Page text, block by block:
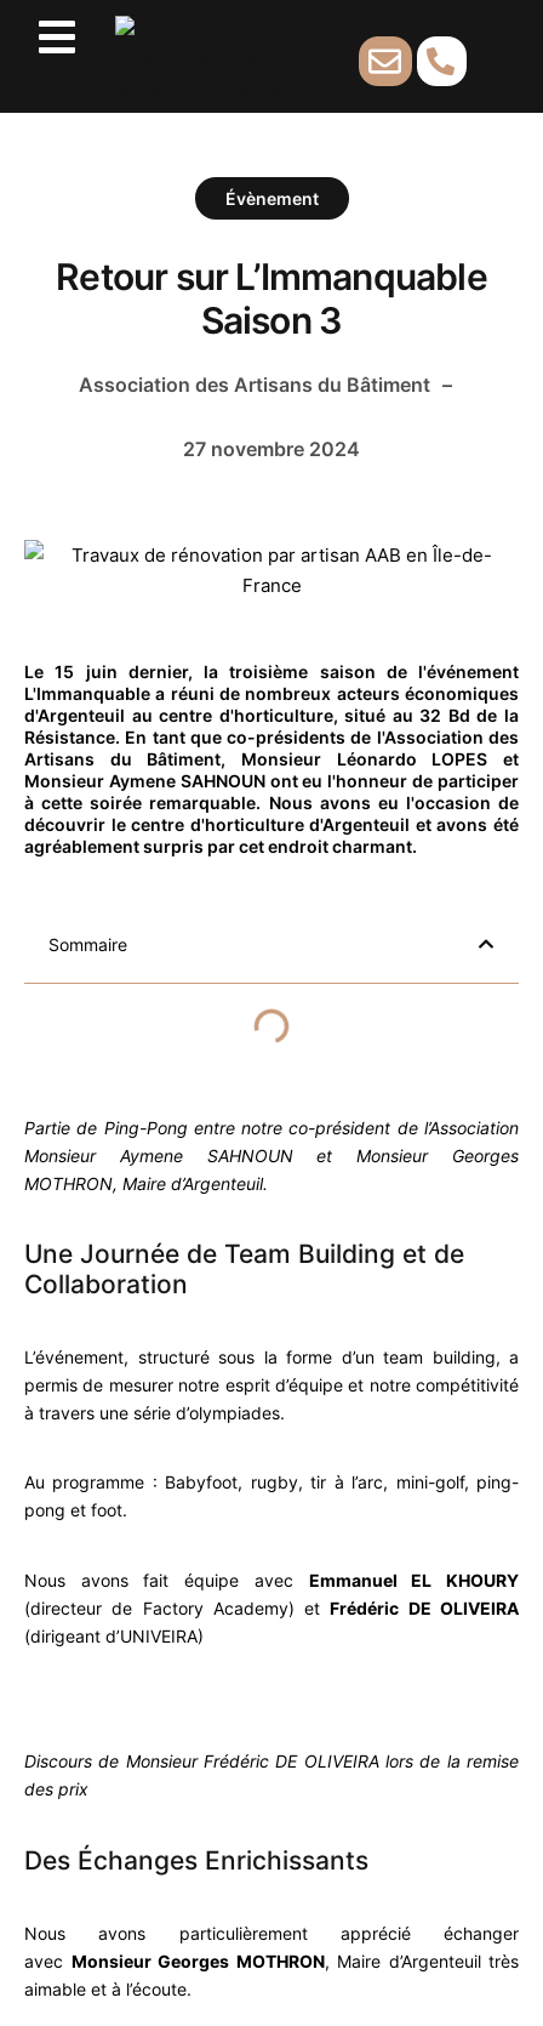
Évènement
Retour sur L’Immanquable
Saison 3
Association des Artisans du Bâtiment –
27 novembre 2024
Le 15 juin dernier, la troisième saison de l'événement
L'Immanquable a réuni de nombreux acteurs économiques
d'Argenteuil au centre d'horticulture, situé au 32 Bd de la
Résistance. En tant que co-présidents de l'Association des
Artisans du Bâtiment, Monsieur Léonardo LOPES et
Monsieur Aymene SAHNOUN ont eu l'honneur de participer
à cette soirée remarquable. Nous avons eu l'occasion de
découvrir le centre d'horticulture d'Argenteuil et avons été
agréablement surpris par cet endroit charmant.
Sommaire
Partie de Ping-Pong entre notre co-président de l’Association
Monsieur Aymene SAHNOUN et Monsieur Georges
MOTHRON, Maire d’Argenteuil.
Une Journée de Team Building et de
Collaboration
L’événement, structuré sous la forme d’un team building, a
permis de mesurer notre esprit d’équipe et notre compétitivité
à travers une série d’olympiades.
Au programme : Babyfoot, rugby, tir à l’arc, mini-golf, ping-
pong et foot.
Nous avons fait équipe avec Emmanuel EL KHOURY
(directeur de Factory Academy) etFrédéric DE OLIVEIRA
(dirigeant d’UNIVEIRA)
Discours de Monsieur Frédéric DE OLIVEIRA lors de la remise
des prix
Des Échanges Enrichissants
Nous avons particulièrement apprécié échanger
avec Monsieur Georges MOTHRON, Maire d’Argenteuil très
aimable et à l’écoute.